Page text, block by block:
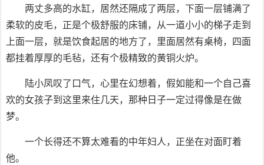
两丈多高的水缸，居然还隔成了两层，下面一层铺满了
柔软的皮毛，正是个极舒服的床铺，从一道小小的梯子走到
上面一层，就是饮食起居的地方了，里面居然有桌椅，四面
都挂着厚厚的毛毡，还有个极精致的黄铜火炉。
陆小凤叹了口气，心里在幻想着，假如能和一个自己喜
欢的女孩子到这里来住几天，那种日子一定过得像是在做
梦。
一个长得还不算太难看的中年妇人，正坐在对面盯着
他。